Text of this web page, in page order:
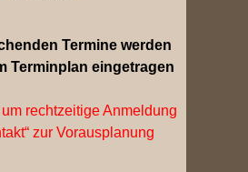
Termine werden
Terminplan eingetragen
rechtzeitige Anmeldung
zur Vorausplanung